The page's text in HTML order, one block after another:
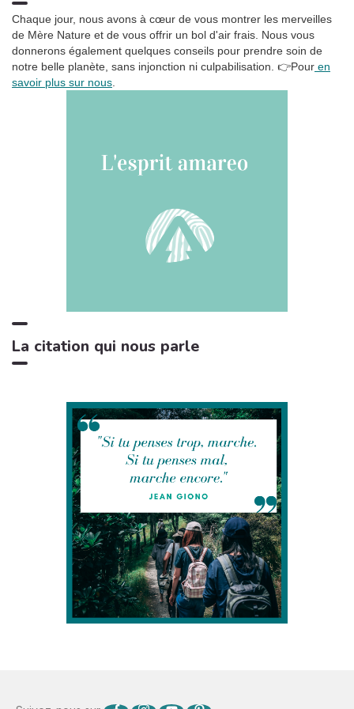
5
Oasis de sommeil
3:27
6 La tempête tropicale à l'horizon
Somnolent Jean
1:42
Chaque jour, nous avons à cœur de vous montrer les merveilles
de Mère Nature et de vous offrir un bol d'air frais. Nous vous
donnerons également quelques conseils pour prendre soin de
notre belle planète, sans injonction ni culpabilisation. 👉Pour en
savoir plus sur nous.
La citation qui nous parle